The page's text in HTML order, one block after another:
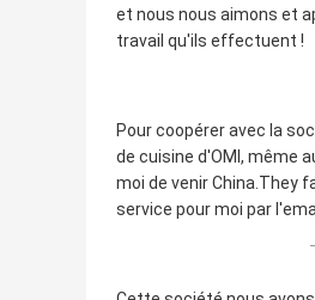
et nous nous aimons et
travail qu'ils effectuent !
Pour coopérer avec la
de cuisine d'OMI, même
moi de venir China.They
service pour moi par